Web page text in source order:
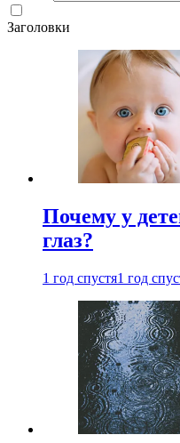
Заголовки
Почему у
глаз?
1 год спустя1 год